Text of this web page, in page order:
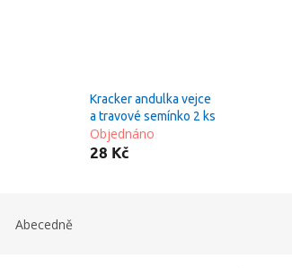
Kracker andulka vejce
a travové semínko 2 ks
Objednáno
28 Kč
Abecedně